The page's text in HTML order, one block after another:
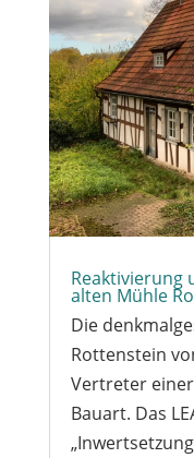
Reaktivierung
alten Mühle
Die
Rottenstein
Vertreter
Bauart. Das